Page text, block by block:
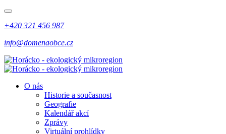
+420 321 456 987
info@domenaobce.cz
O nás
Historie a současnost
Geografie
Kalendář akcí
Zprávy
Virtuální prohlídky